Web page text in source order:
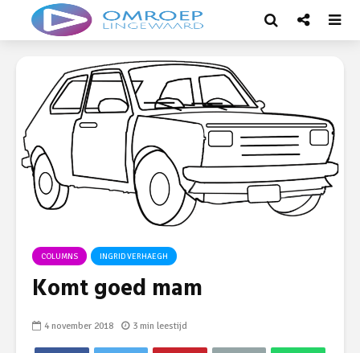
COLUMNS INGRID VERHAEGH
Komt goed mam
4 november 2018 3 min leestijd